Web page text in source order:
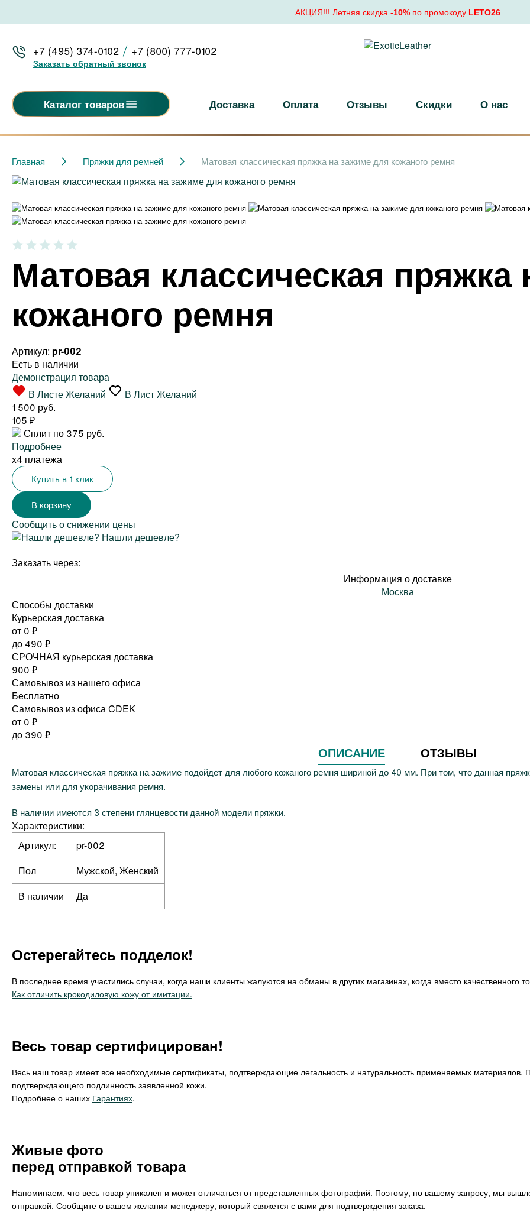
АКЦИЯ!!! Летняя скидка -10%по промокоду LETO26
+7 (495) 374-0102 +7 (800) 777-0102
Заказать обратный звонок
Каталог товаров Доставка Оплата Отзывы Скидки О нас
Главная Пряжки для ремней Матовая классическая пряжка на зажиме для кожаного ремня
Матовая классическая
кожаного ремня
Артикул: pr-002
Есть в наличии
Демонстрация товара
В Листе Желаний
В Лист Желаний
1 500 руб.
105 ₽
Сплит по 375 руб.
Подробнее
x4 платежа
Купить в 1 клик
Сообщить о снижении цены
Нашли дешевле?
Заказать через:
Информация о доставке
Москва
Способы доставки
Курьерская доставка
от 0 ₽
до 490 ₽
СРОЧНАЯ курьерская доставка
900 ₽
Самовывоз из нашего офиса
Бесплатно
Самовывоз из офиса CDEK
от 0 ₽
до 390 ₽
ОПИСАНИЕ ОТЗЫВЫ
Матовая классическая пряжка на зажиме подойдет для любого кожаного ремня шириной до 40 мм. При том, что данная
замены или для укорачивания ремня.
В наличии имеются 3 степени глянцевости данной модели пряжки.
Характеристики:
Артикул:
pr-002
Пол
Мужской, Женский
В наличии
Да
Остерегайтесь подделок!
В последнее время участились случаи, когда наши клиенты жалуются на обманы в других магазинах, когда вместо
Как отличить крокодиловую кожу от имитации.
Весь товар сертифицирован!
Весь наш товар имеет все необходимые сертификаты, подтверждающие легальность и натуральность применяемых
подтверждающего подлинность заявленной кожи.
Подробнее о наших Гарантиях.
Живые фото
перед отправкой товара
Напоминаем, что весь товар уникален и может отличаться от представленных фотографий. Поэтому, по вашему запросу, мы
отправкой. Сообщите о вашем желании менеджеру, который свяжется с вами для подтверждения заказа.